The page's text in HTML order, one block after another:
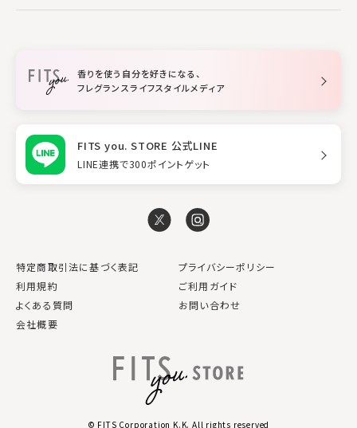
スタイリング香りを使う自分を好きになる、
フレグランスライフスタイルメディア
FITS you. STORE 公式LINE
LINE連携で300ポイントゲット
特定商取引法に基づく表記
プライバシーポリシー
利用規約
ご利用ガイド
よくある質問
お問い合わせ
会社概要
© FITS Corporation K.K. All rights reserved